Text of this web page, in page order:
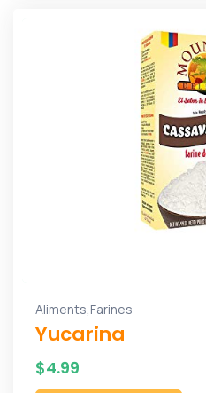
Aliments,Farines
Yucarina
$4.99